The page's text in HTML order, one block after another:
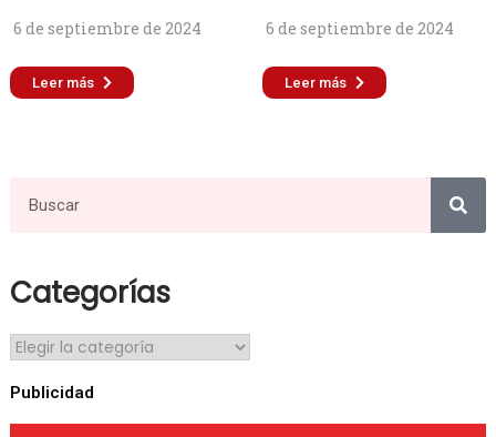
6 de septiembre de 2024
Leer más
6 de septiembre de 2024
Leer más
Categorías
Publicidad